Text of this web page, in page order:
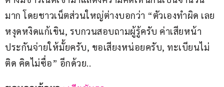
มาก โดยชาวเน็ตส่วนใหญ่ต่างบอกว่า “ตัวเองทำผิด เลย
หงุดหงิดแก้เขิน, รบกวนสอบถามผู้รู้ครับ ค่าเสียหน้า
ประกันจ่ายให้มั้ยครับ, ขอเสียงหน่อยครับ, ทะเบียนไม่
ติด คิดไม่ซื่อ” อีกด้วย..